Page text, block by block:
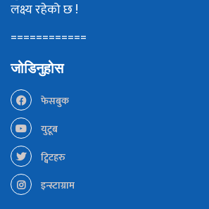
लक्ष्य रहेको छ !
============
जोडिनुहोस
फेसबुक
युटूब
ट्विटहरु
इन्स्टाग्राम